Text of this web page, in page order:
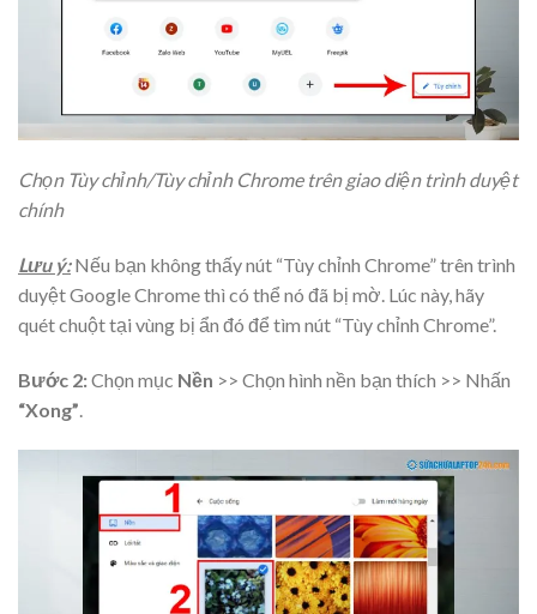
Chọn Tùy chỉnh/Tùy chỉnh Chrome trên giao diện trình duyệt
chính
Lưu ý:Nếu bạn không thấy nút “Tùy chỉnh Chrome” trên trình
duyệt Google Chrome thì có thể nó đã bị mờ. Lúc này, hãy
quét chuột tại vùng bị ẩn đó để tìm nút “Tùy chỉnh Chrome”.
Bước 2:Chọn mục Nền >> Chọn hình nền bạn thích >> Nhấn
“Xong”.